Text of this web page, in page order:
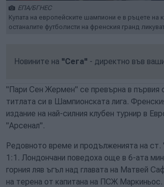
ЕПА/БГНЕС
Купата на европейските шампиони е в ръцете
останалите футболисти на френския гранд
Новините на "Сега" - директно във
"Пари Сен Жермен" се превърна в първия
титлата си в Шампионската лига.
издание на най-силния клубен турнир в
"Арсенал".
Редовното време и продълженията на
1:1. Лондончани поведоха още в 6-ата
горния ляв ъгъл над главата на Матвей
на терена от капитана на ПСЖ Маркиньос.